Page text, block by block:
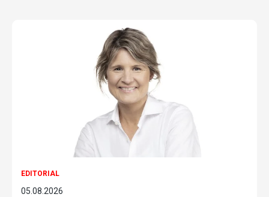
EDITORIAL
05.08.2026